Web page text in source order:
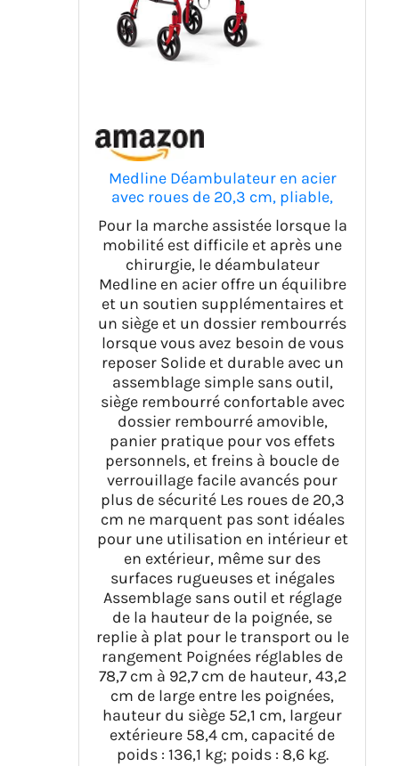
Medline Déambulateur en acier
avec roues de 20,3 cm, pliable,
bras réglables, supporte 136 kg,
rouge
Pour la marche assistée lorsque la
mobilité est difficile et après une
chirurgie, le déambulateur
Medline en acier offre un équilibre
et un soutien supplémentaires et
un siège et un dossier rembourrés
lorsque vous avez besoin de vous
reposer Solide et durable avec un
assemblage simple sans outil,
siège rembourré confortable avec
dossier rembourré amovible,
panier pratique pour vos effets
personnels, et freins à boucle de
verrouillage facile avancés pour
plus de sécurité Les roues de 20,3
cm ne marquent pas sont idéales
pour une utilisation en intérieur et
en extérieur, même sur des
surfaces rugueuses et inégales
Assemblage sans outil et réglage
de la hauteur de la poignée, se
replie à plat pour le transport ou le
rangement Poignées réglables de
78,7 cm à 92,7 cm de hauteur, 43,2
cm de large entre les poignées,
hauteur du siège 52,1 cm, largeur
extérieure 58,4 cm, capacité de
poids : 136,1 kg; poids : 8,6 kg.